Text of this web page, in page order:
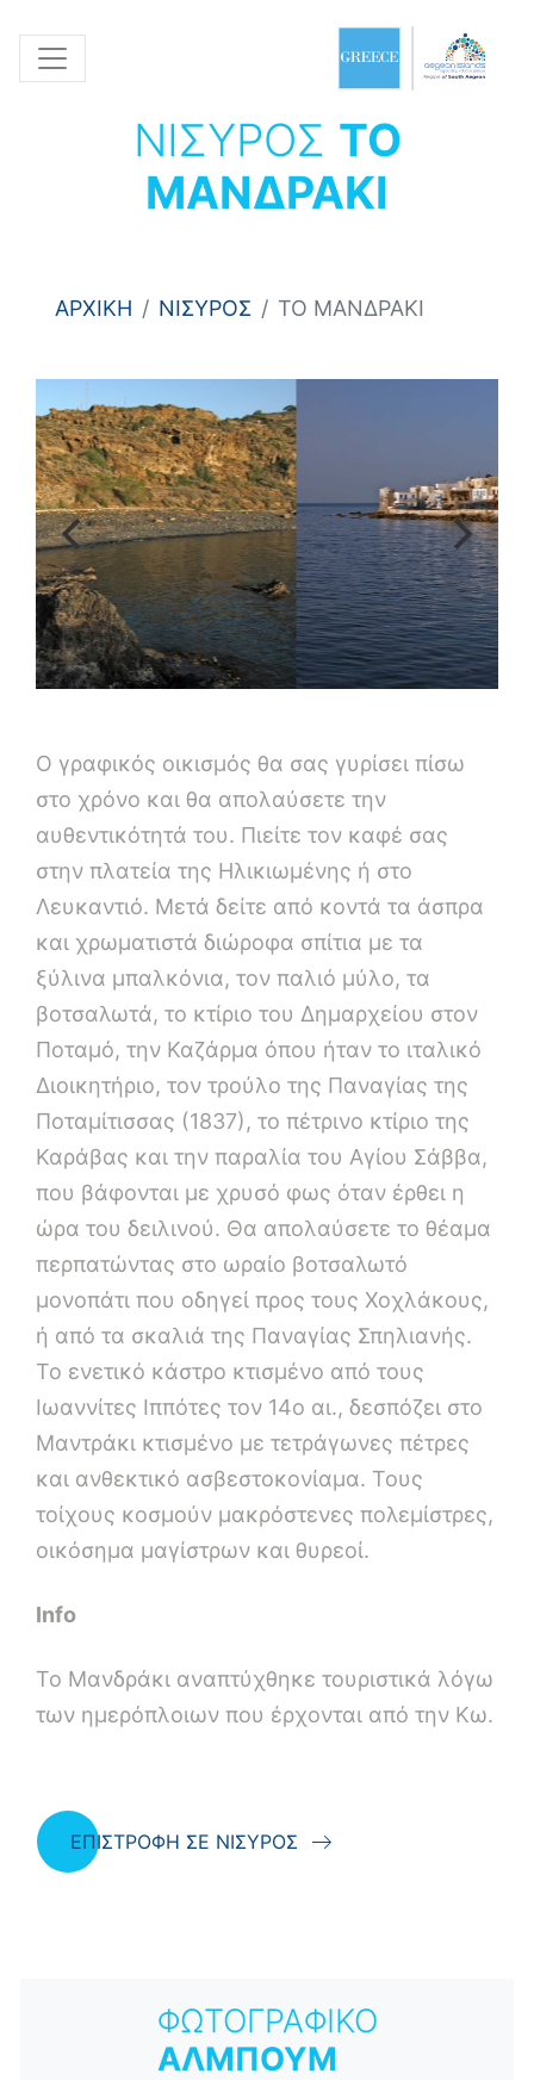
ΝΙΣΥΡΟΣ ΤΟ
ΜΑΝΔΡΑΚΙ
ΑΡΧΙΚΗ ΝΙΣΥΡΟΣ ΤΟ ΜΑΝΔΡΑΚΙ
Ο γραφικός οικισμός θα σας γυρίσει πίσω
στο χρόνο και θα απολαύσετε την
αυθεντικότητά του. Πιείτε τον καφέ σας
στην πλατεία της Ηλικιωμένης ή στο
Λευκαντιό. Μετά δείτε από κοντά τα άσπρα
και χρωματιστά διώροφα σπίτια με τα
ξύλινα μπαλκόνια, τον παλιό μύλο, τα
βοτσαλωτά, το κτίριο του Δημαρχείου στον
Ποταμό, την Καζάρμα όπου ήταν το ιταλικό
Διοικητήριο, τον τρούλο της Παναγίας της
Ποταμίτισσας (1837), το πέτρινο κτίριο της
Καράβας και την παραλία του Αγίου Σάββα,
που βάφονται με χρυσό φως όταν έρθει η
ώρα του δειλινού. Θα απολαύσετε το θέαμα
περπατώντας στο ωραίο βοτσαλωτό
μονοπάτι που οδηγεί προς τους Χοχλάκους,
ή από τα σκαλιά της Παναγίας Σπηλιανής.
Το ενετικό κάστρο κτισμένο από τους
Ιωαννίτες Ιππότες τον 14ο αι., δεσπόζει στο
Μαντράκι κτισμένο με τετράγωνες πέτρες
και ανθεκτικό ασβεστοκονίαμα. Τους
τοίχους κοσμούν μακρόστενες πολεμίστρες,
οικόσημα μαγίστρων και θυρεοί.
Info
Το Μανδράκι αναπτύχθηκε τουριστικά λόγω
των ημερόπλοιων που έρχονται από την Κω.
ΕΠΙΣΤΡΟΦΗ ΣΕ ΝΙΣΥΡΟΣ
ΦΩΤΟΓΡΑΦΙΚΟ
ΑΛΜΠΟΥΜ